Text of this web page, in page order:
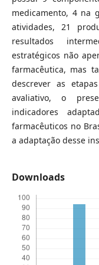
medicamento, 4 na
atividades, 21
resultados
estratégicos não
farmacêutica, mas
descrever as
avaliativo, o
indicadores
farmacêuticos no
a adaptação desse
Downloads